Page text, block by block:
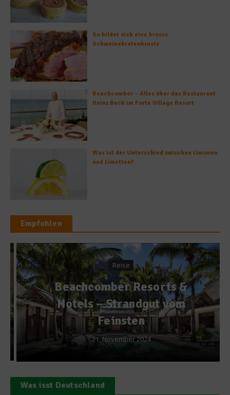
So bildet sich eine krosse
Schweinebratenkruste
Beachcomber – Alles über das Restaurant
Heinz Beck im Forte Village Resort
Was ist der Unterschied zwischen Limonen
und Limetten?
Empfohlen
Reise
Beachcomber Resorts &
Hotels – Strandgut vom
Feinsten
21. November 2024
Was isst Deutschland